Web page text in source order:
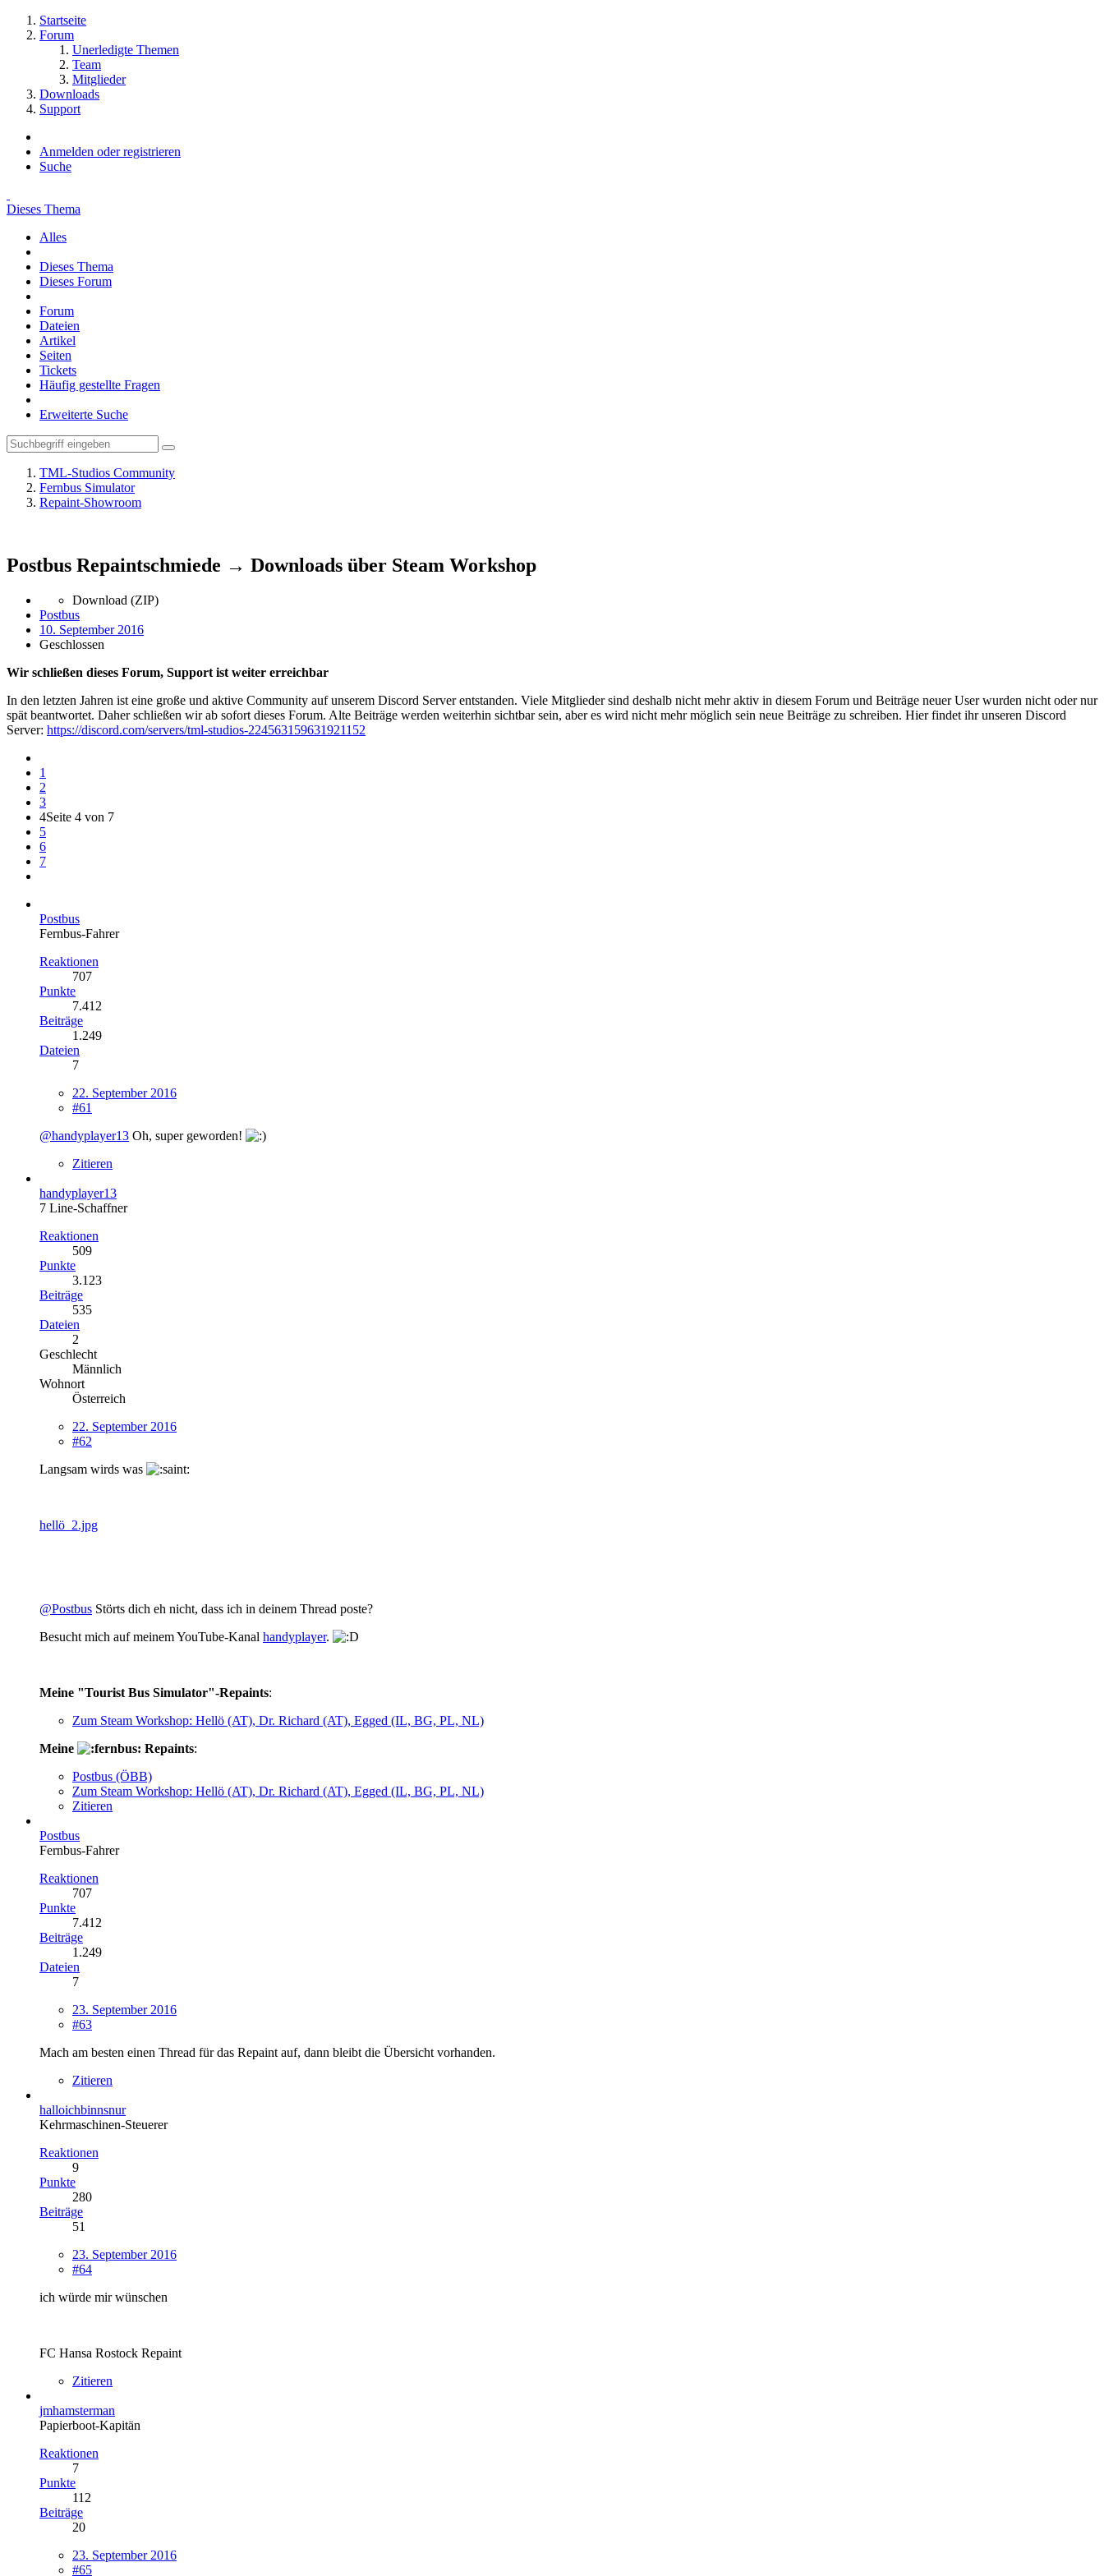
Startseite
Forum
Unerledigte Themen
Team
Mitglieder
Downloads
Support
Anmelden oder registrieren
Suche
Dieses Thema
Alles
Dieses Thema
Dieses Forum
Forum
Dateien
Artikel
Seiten
Tickets
Häufig gestellte Fragen
Erweiterte Suche
TML-Studios Community
Fernbus Simulator
Repaint-Showroom
Postbus Repaintschmiede → Downloads über Steam Workshop
Download (ZIP)
Postbus
10. September 2016
Geschlossen
Wir schließen dieses Forum, Support ist weiter erreichbar
In den letzten Jahren ist eine große und aktive Community auf unserem Discord Server entstanden. Viele Mitglieder sind deshalb nicht mehr aktiv in diesem Forum und Beiträge neuer User wurden nicht oder nur
spät beantwortet. Daher schließen wir ab sofort dieses Forum. Alte Beiträge werden weiterhin sichtbar sein, aber es wird nicht mehr möglich sein neue Beiträge zu schreiben. Hier findet ihr unseren Discord
Server: https://discord.com/servers/tml-studios-224563159631921152
1
2
3
4Seite 4 von 7
5
6
7
Postbus
Fernbus-Fahrer
Reaktionen
707
Punkte
7.412
Beiträge
1.249
Dateien
7
22. September 2016
#61
@handyplayer13 Oh, super geworden!
Zitieren
handyplayer13
7 Line-Schaffner
Reaktionen
509
Punkte
3.123
Beiträge
535
Dateien
2
Geschlecht
Männlich
Wohnort
Österreich
22. September 2016
#62
Langsam wirds was
hellö_2.jpg
@Postbus Störts dich eh nicht, dass ich in deinem Thread poste?
Besucht mich auf meinem YouTube-Kanal handyplayer.
Meine "Tourist Bus Simulator"-Repaints:
Zum Steam Workshop: Hellö (AT), Dr. Richard (AT), Egged (IL, BG, PL, NL)
Meine
Repaints:
Postbus (ÖBB)
Zum Steam Workshop: Hellö (AT), Dr. Richard (AT), Egged (IL, BG, PL, NL)
Zitieren
Postbus
Fernbus-Fahrer
Reaktionen
707
Punkte
7.412
Beiträge
1.249
Dateien
7
23. September 2016
#63
Mach am besten einen Thread für das Repaint auf, dann bleibt die Übersicht vorhanden.
Zitieren
halloichbinnsnur
Kehrmaschinen-Steuerer
Reaktionen
9
Punkte
280
Beiträge
51
23. September 2016
#64
ich würde mir wünschen
FC Hansa Rostock Repaint
Zitieren
jmhamsterman
Papierboot-Kapitän
Reaktionen
7
Punkte
112
Beiträge
20
23. September 2016
#65